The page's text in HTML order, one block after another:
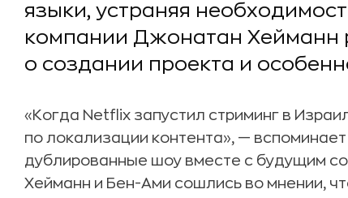
языки, устраняя
компании Джонатан Хейманн
о создании проекта и
«Когда Netflix запустил стриминг в
по локализации контента», —
дублированные шоу вместе с будущим
Хейманн и Бен-Ами сошлись во мнении,